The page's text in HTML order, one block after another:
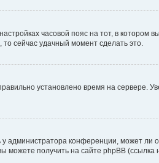
часовой пояс на тот, в котором
сейчас удачный момент сделать это.
установлено время на сервере.
администратора конференции, может ли
получить на сайте phpBB (ссылка